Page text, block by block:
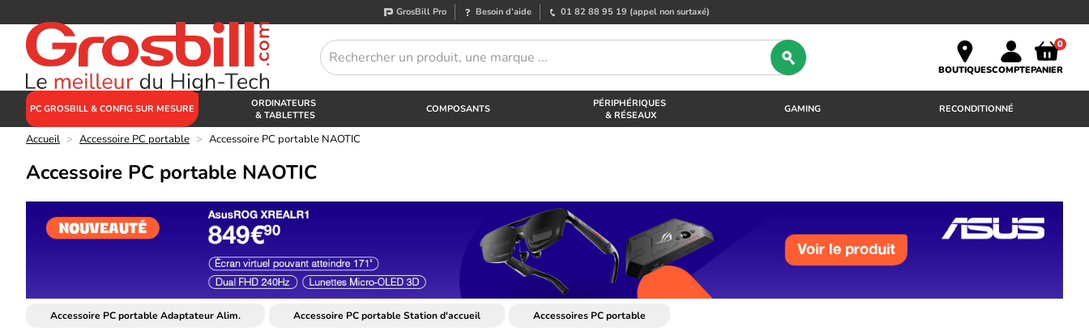
GrosBill Pro Besoin d’aide 01 82 88 95 19 (appel non surtaxé)
BOUTIQUESCOMPTE
0
PANIER
PC GROSBILL & CONFIG SUR MESURE
ORDINATEURS
& TABLETTES
COMPOSANTS
PÉRIPHÉRIQUES
& RÉSEAUX
GAMING RECONDITIONNÉ
Accueil > Accessoire PC portable > Accessoire PC portable NAOTIC
Accessoire PC portable NAOTIC
Accessoire PC portable Adaptateur Alim. Accessoire PC portable Station d'accueil Accessoires PC portable